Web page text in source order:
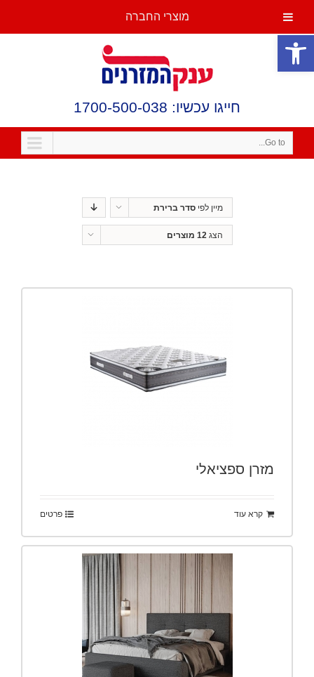
פתח סרגל נגישות
חייגו עכשיו: 1700-500-038
Go to...
מיין לפיסדר ברירת
מחדל
הצג12 מוצרים
מזרן ספציאלי
קרא עוד פרטים
מוצרי החברה